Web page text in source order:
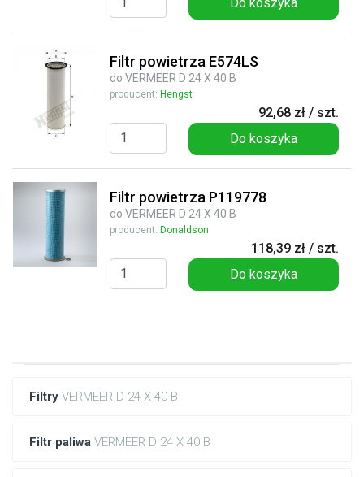
Filtry VERMEER D 24 X 40 B
Filtr paliwa VERMEER D 24 X 40 B
Filtr powietrza E574LS
do VERMEER D 24 X 40 B
producent: Hengst
92,68 zł / szt.
Do koszyka
Filtr powietrza P119778
do VERMEER D 24 X 40 B
producent: Donaldson
118,39 zł / szt.
Do koszyka